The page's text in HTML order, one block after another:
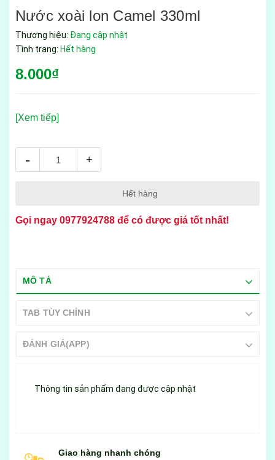
Nước xoài lon Camel 330ml
Thương hiệu: Đang cập nhật
Tình trạng: Hết hàng
8.000₫
[Xem tiếp]
- +
Hết hàng
Gọi ngay 0977924788 để có được giá tốt nhất!
MÔ TẢ
TAB TÙY CHỈNH
ĐÁNH GIÁ(APP)
Thông tin sản phẩm đang được cập nhật
Giao hàng nhanh chóng